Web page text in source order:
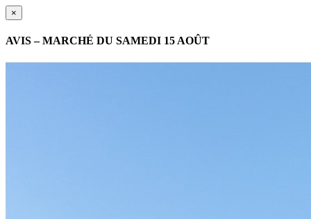
×
AVIS – MARCHÉ DU SAMEDI 15 AOÛT